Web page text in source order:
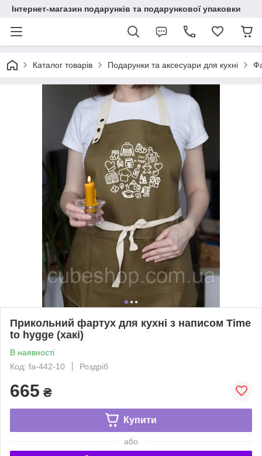
Інтернет-магазин подарунків та подарункової упаковки
Каталог товарів Подарунки та аксесуари для кухні
Прикольний фартух для кухні з написом Time
to hygge (хакі)
В наявності
Код: fa-442-10
Роздріб
665 ₴
Купити
або